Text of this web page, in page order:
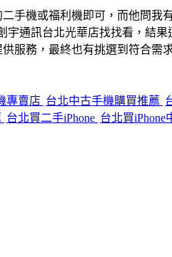
手機或福利機即可，而他問
通訊台北光華店找找看，結
服務，最終也有挑選到符合需求
專賣店 台北中古手機購買推薦
台北買二手iPhone 台北買iPhone